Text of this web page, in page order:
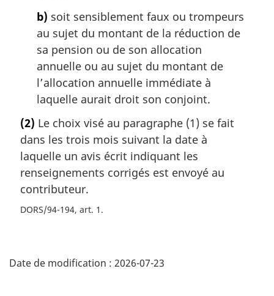
b) soit sensiblement faux ou trompeurs
au sujet du montant de la réduction de
sa pension ou de son allocation
annuelle ou au sujet du montant de
l’allocation annuelle immédiate à
laquelle aurait droit son conjoint.
(2) Le choix visé au paragraphe (1) se fait
dans les trois mois suivant la date à
laquelle un avis écrit indiquant les
renseignements corrigés est envoyé au
contributeur.
DORS/94-194, art. 1
é
Date de modification : 2026-07-23